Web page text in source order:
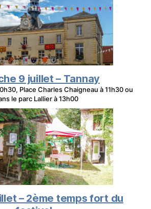
9 juillet – Tannay
Place Charles Chaigneau à 11h30 ou
le parc Lallier à 13h00
– 2ème temps fort du